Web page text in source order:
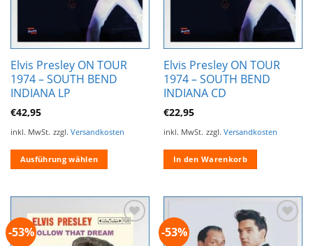
Elvis Presley ON TOUR
1974 – SOUTH BEND
INDIANA LP
€42,95
inkl. MwSt. zzgl. Versandkosten
Ausführung wählen
mehrere
Varianten
Elvis Presley ON TOUR
1974 – SOUTH BEND
INDIANA CD
€22,95
inkl. MwSt. zzgl. Versandkosten
In den Warenkorb
-53%
Zur
Wunschliste
-53%
Zur
Wunschliste